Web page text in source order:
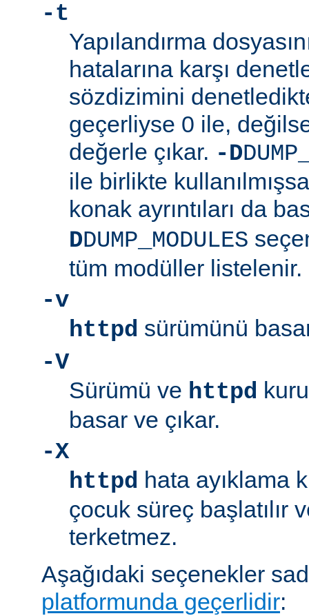
-t
Yapılandırma
hatalarına karşı
sözdizimini
geçerliyse 0 ile,
değerle çıkar. -D
ile birlikte
konak ayrıntıları da
DDUMP_MODULES
tüm modüller listelenir.
-v
httpd sürümünü
-V
Sürümü ve httpd
basar ve çıkar.
-X
httpd hata ayıklama
çocuk süreç başlatılır
terketmez.
Aşağıdaki seçenekler
platformunda geçerlidir: